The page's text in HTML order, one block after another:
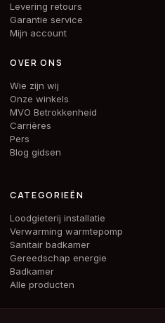
Levering retours
Garantie service
Mijn account
OVER ONS
Wie zijn wij
Onze winkels
MVO Betrokkenheid
Carrières
Pers
Blog gidsen
CATEGORIEËN
Loodgieterij installatie
Verwarming warmtepomp
Sanitair badkamer
Gereedschap energie
Badkamer
Alle producten